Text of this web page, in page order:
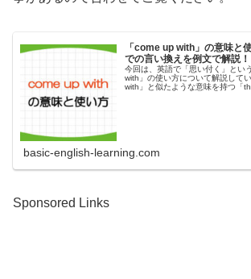
「come up with」の意味と
での言い換えを例文で解説！
今回は、英語で「思い付く」とい
with」の使い方について解説して
with」と似たような意味を持つ「
basic-english-learning.com
Sponsored Links